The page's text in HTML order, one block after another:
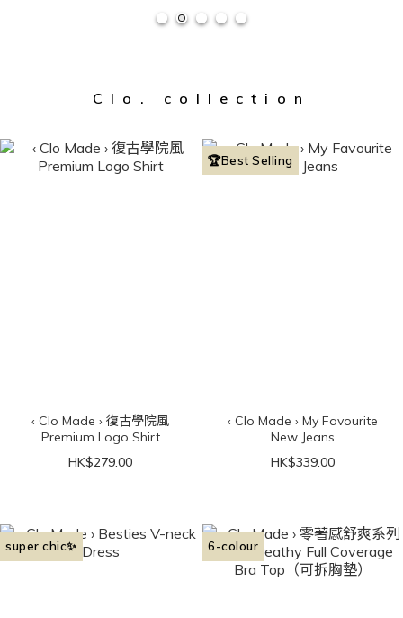
Clo. collection
‹ Clo Made › 復古學院風
Premium Logo Shirt
HK$279.00
🏆Best Selling
‹ Clo Made › My Favourite
New Jeans
HK$339.00
super chic✨ 6-colour